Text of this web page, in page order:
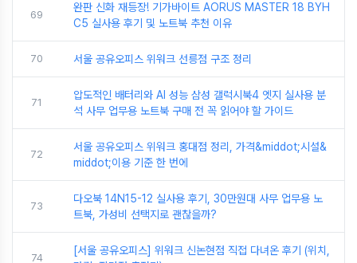
69
완판 신화 재등장! 기가바이트 AORUS MASTER 18 BYH
C5 실사용 후기 및 노트북 추천 이유
70 서울 공유오피스 위워크 선릉점 구조 정리
71
압도적인 배터리와 AI 성능 삼성 갤럭시북4 엣지 실사용 분
석 사무 업무용 노트북 구매 전 꼭 읽어야 할 가이드
72
서울 공유오피스 위워크 홍대점 정리, 가격&middot;시설&
middot;이용 기준 한 번에
73
다오북 14N15-12 실사용 후기, 30만원대 사무 업무용 노
트북, 가성비 선택지로 괜찮을까?
74
[서울 공유오피스] 위워크 신논현점 직접 다녀온 후기 (위치,